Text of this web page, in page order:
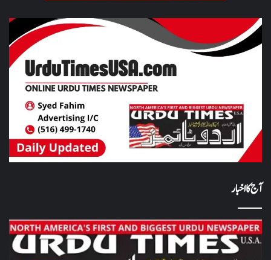
آج کا اخبار